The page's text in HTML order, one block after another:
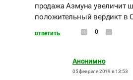
продажа Азмуна увеличит
положительный вердикт в
ответить 0
Анонимно
05 февраля 2019 в 13:53